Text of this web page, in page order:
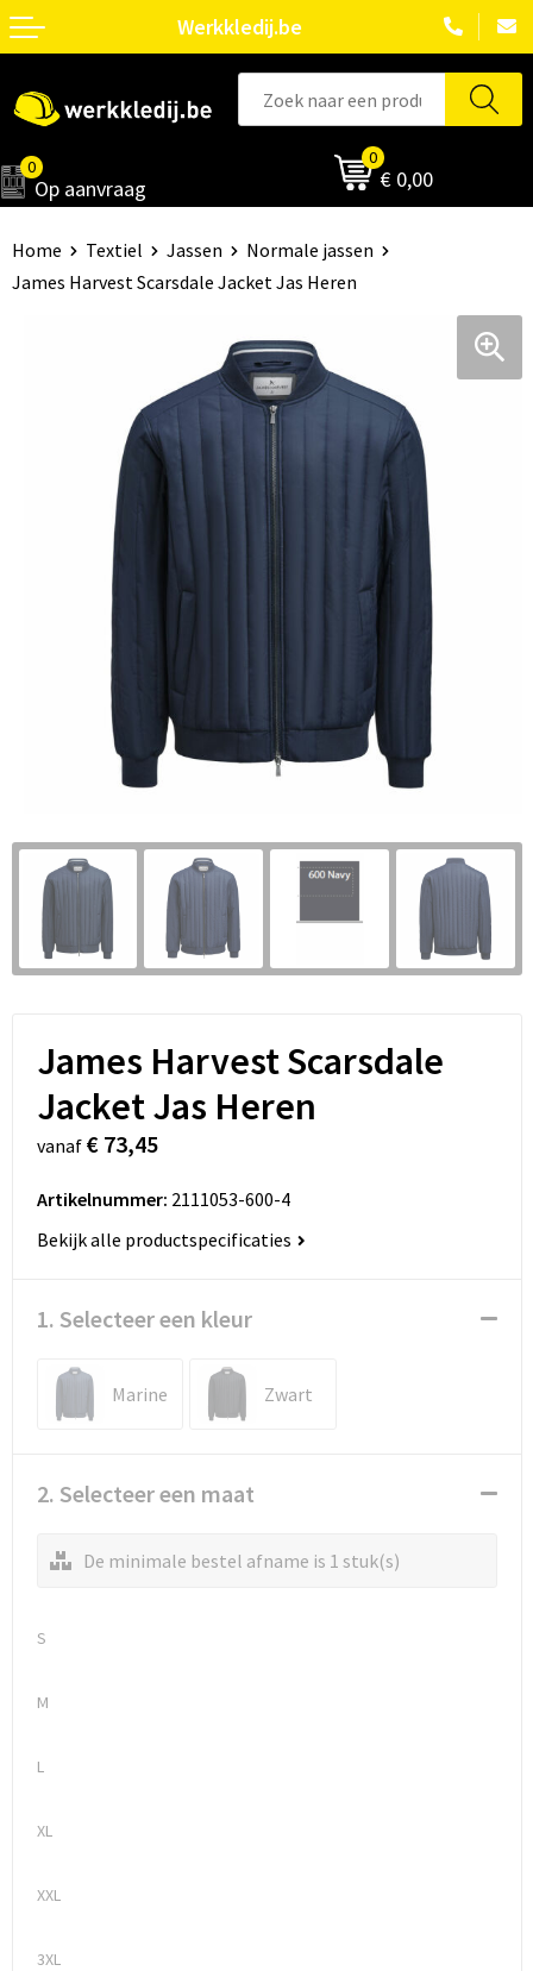
Werkkledij.be
0
Op aanvraag
0
€ 0,00
Home Textiel Jassen
Normale jassen
James Harvest Scarsdale Jacket Jas Heren
James Harvest Scarsdale
Jacket Jas Heren
vanaf € 73,45
Artikelnummer: 2111053-600-4
Bekijk alle productspecificaties
1. Selecteer een kleur
Marine Zwart
2. Selecteer een maat
De minimale bestel afname is 1 stuk(s)
S
M
L
XL
XXL
3XL